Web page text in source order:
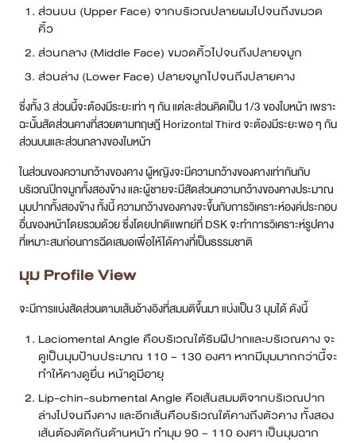
ส่วนบน (Upper Face) จากบริเวณปลายผมไปจนถึงขมวด
คิ้ว
ส่วนกลาง (Middle Face) ขมวดคิ้วไปจนถึงปลายจมูก
ส่วนล่าง (Lower Face) ปลายจมูกไปจนถึงปลายคาง
ซึ่งทั้ง 3 ส่วนนี้จะต้องมีระยะเท่า ๆ กัน แต่ละส่วนคิดเป็น 1/3 ของใบหน้า เพราะ
ฉะนั้นสัดส่วนคางที่สวยตามทฤษฎี Horizontal Third จะต้องมีระยะพอ ๆ กัน
ส่วนบนและส่วนกลางของใบหน้า
ในส่วนของความกว้างของคาง ผู้หญิงจะมีความกว้างของคางเท่ากันกับ
บริเวณปีกจมูกทั้งสองข้าง และผู้ชายจะมีสัดส่วนความกว้างของคางประมาณ
มุมปากทั้งสองข้าง ทั้งนี้ ความกว้างของคางจะขึ้นกับการวิเคราะห์องค์ประกอบ
อื่นของหน้าโดยรวมด้วย ซึ่งโดยปกติแพทย์ที่ DSK จะทำการวิเคราะห์รูปคาง
ที่เหมาะสมก่อนการฉีดเสมอเพื่อให้ได้คางที่เป็นธรรมชาติ
มุม Profile View
จะมีการแบ่งสัดส่วนตามเส้นอ้างอิงที่สมมติขึ้นมา แบ่งเป็น 3 มุมได้ ดังนี้
Laciomental Angle คือบริเวณใต้ริมฝีปากและบริเวณคาง จะ
ดูเป็นมุมป้านประมาณ 110 – 130 องศา หากมีมุมมากกว่านี้จะ
ทำให้คางดูยื่น หน้าดูมีอายุ
Lip-chin-submental Angle คือเส้นสมมติจากบริเวณปาก
ล่างไปจนถึงคาง และอีกเส้นคือบริเวณใต้คางถึงตัวคาง ทั้งสอง
เส้นต้องตัดกันด้านหน้า ทำมุม 90 – 110 องศา เป็นมุมฉาก